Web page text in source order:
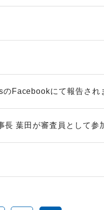
のFacebookにて報告され
葉田が審査員として参